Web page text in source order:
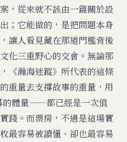
，從來就不該由一篇關於設
；它能做的，是把問題本身
讓人看見藏在那道門檻背後
化三重野心的交會。無論那
《瀚海迷蹤》所代表的這條
重量去支撐故事的重量，用
的體量——都已經是一次值
踐。而票房，不過是這場實
最容易被讀懂、卻也最容易